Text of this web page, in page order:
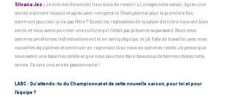
Silvana Jez : Je suis extrêmement heureuse de revenir à Limoges cette saison. Après une
année vraiment réussie et après avoir remporté le Championnat pour la première fois,
comment pourrais-je ne pas l’être ? Toutes les réalisations de la saison dernière nous ont bien
servis et nous avons pu créer une culture qui n’était pas présente auparavant. Nous nous
sommes améliorées individuellement et en tant qu’équipe, et j’ai hâte de travailler avec mes
nouvelles équipières et continuer en reprenant là où nous en sommes restés. Je pense que
nous avons une base très solide et que nous pourrons faire beaucoup de bonnes choses cette
année. Ce sera une année passionnante !
LABC : Qu’attends-tu du Championnat et de cette nouvelle saison, pour toi et pour
l’équipe ?